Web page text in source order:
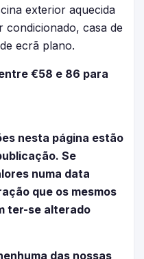
exterior aquecida
condicionado, casa de
ecrã plano.
€58 e 86 para
nesta página estão
Se
numa data
que os mesmos
ter-se alterado
das nossas